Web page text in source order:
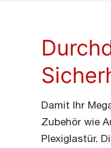
Damit Ihr
Zubehör wie
Plexiglastür.